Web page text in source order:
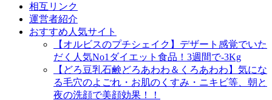
相互リンク
運営者紹介
おすすめ人気サイト
【オルビスのプチシェイク】デザート感覚でいた
だく人気No1ダイエット食品！3週間で-3Kg
【どろ豆乳石鹸どろあわわ＆くろあわわ】気にな
る毛穴のよごれ・お肌のくすみ・ニキビ等、朝と
夜の洗顔で美顔効果！！